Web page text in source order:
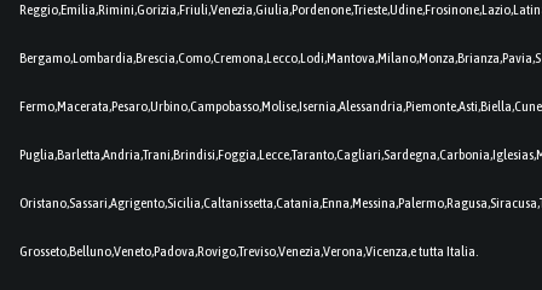
Grosseto,Belluno,Veneto,Padova,Rovigo,Treviso,Venezia,Verona,Vicenza,e tutta Italia.